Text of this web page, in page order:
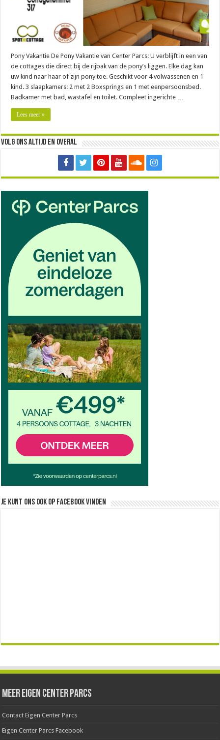
Pony Vakantie De Pony Vakantie van Center Parcs: U verblijft in een van
de cottages die direct bij de rijbak van de pony’s liggen. Elke dag kan
uw kind naar haar of zijn pony toe. Geschikt voor 4 volwassenen en 1
kind. 3 slaapkamers: 2 met 2 Boxsprings en 1 met eenpersoonsbed.
Badkamer met bad, wastafel en toilet. Compleet ingerichte …
Lees meer »
Volg ons altijd en overal
Je kunt ons ook op facebook vinden
Meer Eigen Center Parcs
Contact Eigen Center Parcs
Eigen Center Parcs Facebook